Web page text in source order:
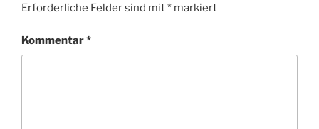
Erforderliche Felder sind mit* markiert
Kommentar*